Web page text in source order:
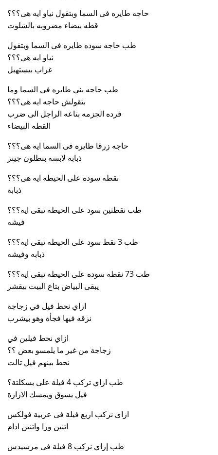
حاجه طايره فى السما وبتقول نياو ايه هى؟؟؟
قطه بيضاء مضروبه بالشلوت
طب حاجه سوده طايره فى السما وبتقول
نياو ايه هى؟؟؟
غراب بيستهبل
طب حاجه بني طايره فى السما وما
بتقولش حاجه ايه هى؟؟؟
فرده الجزمه بتاعه الراجل الى ضرب
القطه البيضاء
حاجه زرقا طايره فى السما ايه هى؟؟؟
ذبابه لابسه بنطلون جينز
نقطه سوده على الحيطه ايه هى؟؟؟
ذبابة
طب نقطتين سود على الحيطه تبقى ايه؟؟؟
فيشه
طب 3 نقط سود على الحيطه تبقى ايه؟؟؟
ذبابه وفيشه
طب 73 نقطه سوده على الحيطه تبقى ايه؟؟؟
يبقى البياض بتاع البيت بيقشر
ازاي نحط فيل في زجاجة
نزقه فيها فجأة وهو بيشرب
ازاي نحط فيلين في
زجاجة من غير ما يلمسو بعض ؟؟
نحط بينهم فيل تالت
طب ازاي تركب 4 فيلة على بسكلتة؟
فيل يسوق ويمسك الازازة
ازاى نركب اربع فيلة فى عربية فولكس
اتنين ورا واتنين ادام
طب إزاي نركب 8 فيلة فى مرسيدس